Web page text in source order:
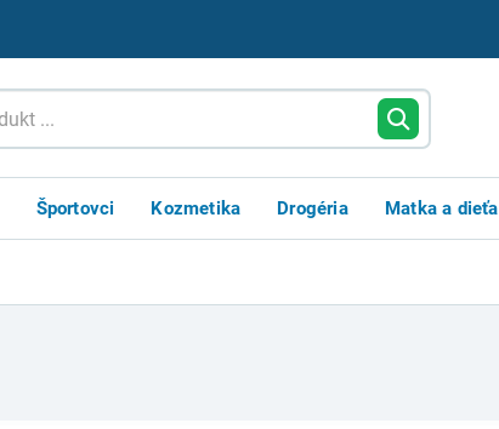
Športovci Kozmetika Drogéria Matka a dieťa